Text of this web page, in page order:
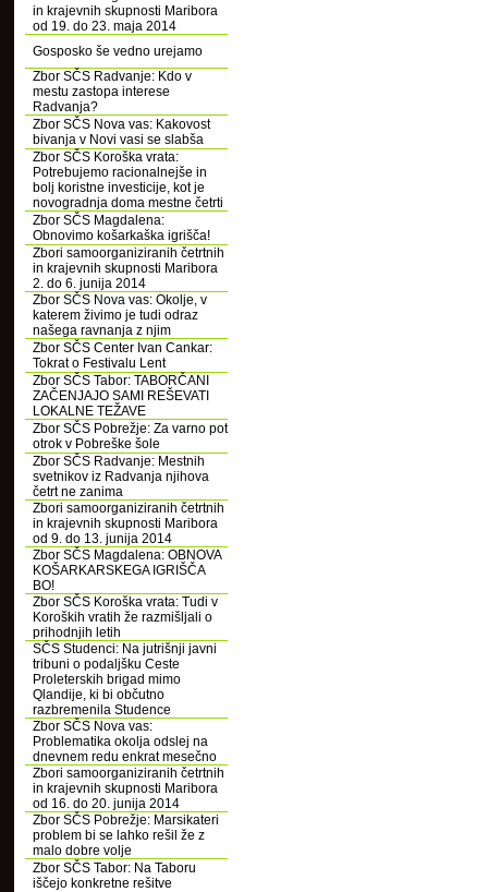
in krajevnih skupnosti Maribora
od 19. do 23. maja 2014
Gosposko še vedno urejamo
Zbor SČS Radvanje: Kdo v
mestu zastopa interese
Radvanja?
Zbor SČS Nova vas: Kakovost
bivanja v Novi vasi se slabša
Zbor SČS Koroška vrata:
Potrebujemo racionalnejše in
bolj koristne investicije, kot je
novogradnja doma mestne četrti
Zbor SČS Magdalena:
Obnovimo košarkaška igrišča!
Zbori samoorganiziranih četrtnih
in krajevnih skupnosti Maribora
2. do 6. junija 2014
Zbor SČS Nova vas: Okolje, v
katerem živimo je tudi odraz
našega ravnanja z njim
Zbor SČS Center Ivan Cankar:
Tokrat o Festivalu Lent
Zbor SČS Tabor: TABORČANI
ZAČENJAJO SAMI REŠEVATI
LOKALNE TEŽAVE
Zbor SČS Pobrežje: Za varno pot
otrok v Pobreške šole
Zbor SČS Radvanje: Mestnih
svetnikov iz Radvanja njihova
četrt ne zanima
Zbori samoorganiziranih četrtnih
in krajevnih skupnosti Maribora
od 9. do 13. junija 2014
Zbor SČS Magdalena: OBNOVA
KOŠARKARSKEGA IGRIŠČA
BO!
Zbor SČS Koroška vrata: Tudi v
Koroških vratih že razmišljali o
prihodnjih letih
SČS Studenci: Na jutrišnji javni
tribuni o podaljšku Ceste
Proleterskih brigad mimo
Qlandije, ki bi občutno
razbremenila Studence
Zbor SČS Nova vas:
Problematika okolja odslej na
dnevnem redu enkrat mesečno
Zbori samoorganiziranih četrtnih
in krajevnih skupnosti Maribora
od 16. do 20. junija 2014
Zbor SČS Pobrežje: Marsikateri
problem bi se lahko rešil že z
malo dobre volje
Zbor SČS Tabor: Na Taboru
iščejo konkretne rešitve